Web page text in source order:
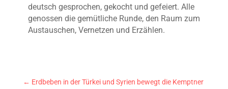
deutsch gesprochen, gekocht und gefeiert. Alle
genossen die gemütliche Runde, den Raum zum
Austauschen, Vernetzen und Erzählen.
← Erdbeben in der Türkei und Syrien bewegt die Kemptner